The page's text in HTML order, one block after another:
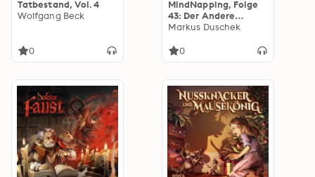
Tatbestand, Vol. 4
Wolfgang Beck
0
MindNapping, Folge
43: Der Andere
(ungekürzt)
Markus Duschek
0